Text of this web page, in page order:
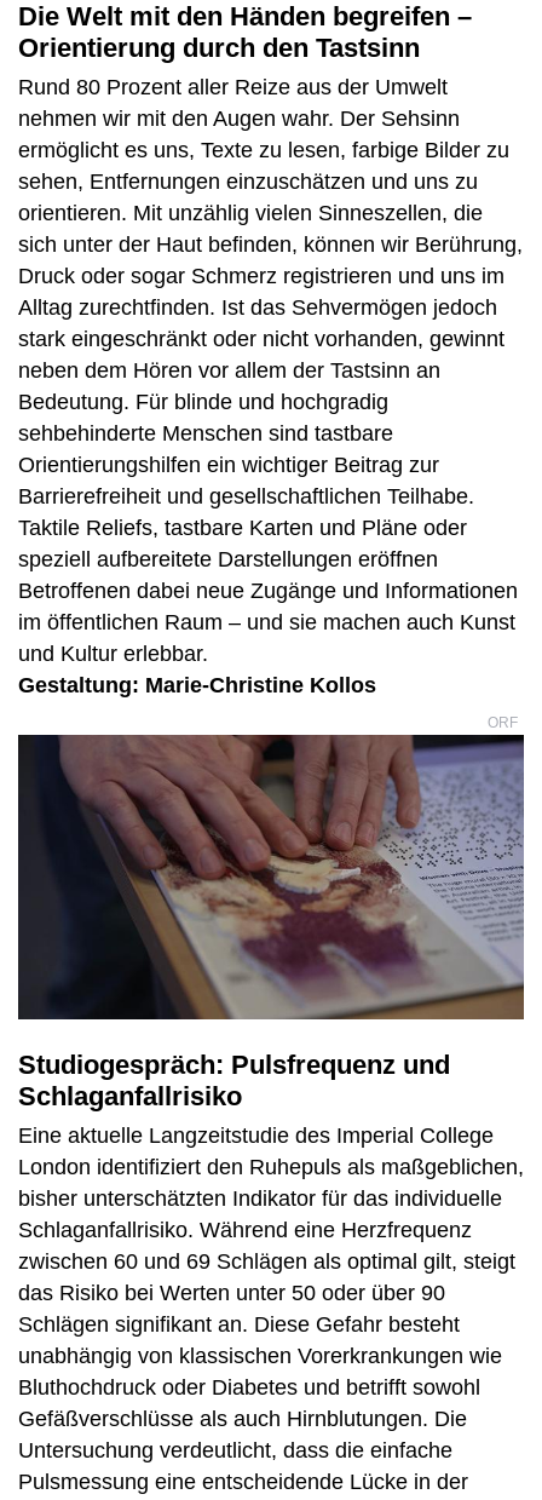
Die Welt mit den Händen begreifen –
Orientierung durch den Tastsinn
Rund 80 Prozent aller Reize aus der Umwelt
nehmen wir mit den Augen wahr. Der Sehsinn
ermöglicht es uns, Texte zu lesen, farbige Bilder zu
sehen, Entfernungen einzuschätzen und uns zu
orientieren. Mit unzählig vielen Sinneszellen, die
sich unter der Haut befinden, können wir Berührung,
Druck oder sogar Schmerz registrieren und uns im
Alltag zurechtfinden. Ist das Sehvermögen jedoch
stark eingeschränkt oder nicht vorhanden, gewinnt
neben dem Hören vor allem der Tastsinn an
Bedeutung. Für blinde und hochgradig
sehbehinderte Menschen sind tastbare
Orientierungshilfen ein wichtiger Beitrag zur
Barrierefreiheit und gesellschaftlichen Teilhabe.
Taktile Reliefs, tastbare Karten und Pläne oder
speziell aufbereitete Darstellungen eröffnen
Betroffenen dabei neue Zugänge und Informationen
im öffentlichen Raum – und sie machen auch Kunst
und Kultur erlebbar.
Gestaltung: Marie-Christine Kollos
ORF
Studiogespräch: Pulsfrequenz und
Schlaganfallrisiko
Eine aktuelle Langzeitstudie des Imperial College
London identifiziert den Ruhepuls als maßgeblichen,
bisher unterschätzten Indikator für das individuelle
Schlaganfallrisiko. Während eine Herzfrequenz
zwischen 60 und 69 Schlägen als optimal gilt, steigt
das Risiko bei Werten unter 50 oder über 90
Schlägen signifikant an. Diese Gefahr besteht
unabhängig von klassischen Vorerkrankungen wie
Bluthochdruck oder Diabetes und betrifft sowohl
Gefäßverschlüsse als auch Hirnblutungen. Die
Untersuchung verdeutlicht, dass die einfache
Pulsmessung eine entscheidende Lücke in der